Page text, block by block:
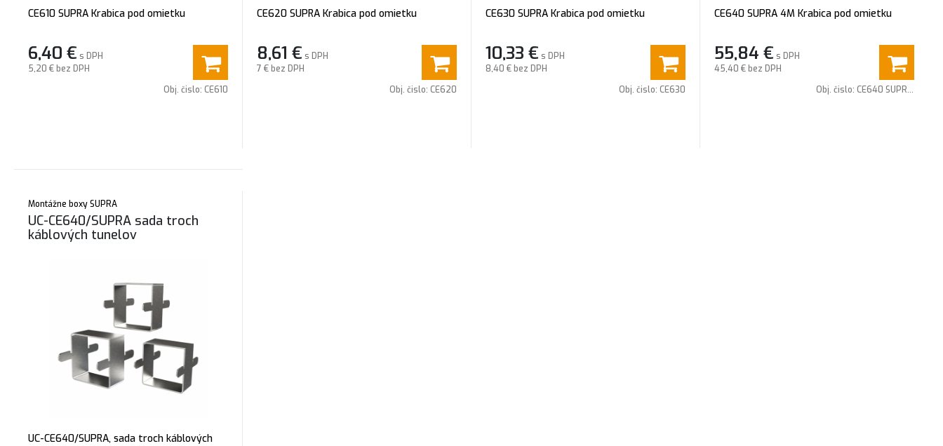
CE610 SUPRA Krabica pod omietku
6,40 € s DPH
5,20 € bez DPH
Obj. čislo: CE610
CE620 SUPRA Krabica pod omietku
8,61 € s DPH
7 € bez DPH
Obj. čislo: CE620
CE630 SUPRA Krabica pod omietku
10,33 € s DPH
8,40 € bez DPH
Obj. čislo: CE630
CE640 SUPRA 4M Krabica pod omietku
55,84 € s DPH
45,40 € bez DPH
Obj. čislo: CE640 SUPRA 4M
Montážne boxy SUPRA
UC-CE640/SUPRA sada troch
káblových tunelov
UC-CE640/SUPRA, sada troch káblových